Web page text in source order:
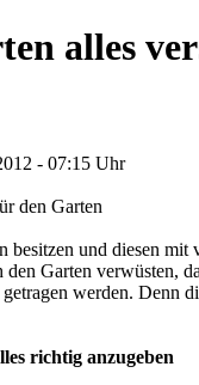
alles
- 07:15 Uhr
den Garten
besitzen und diesen
den Garten verwüsten,
werden. Denn
richtig anzugeben